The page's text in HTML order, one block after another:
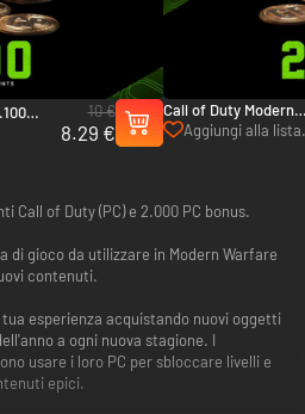
10 €
8.29 €
Call of Duty Modern
Warfare II: 21.000
- Xbox One & Xbox
Aggiungi alla lista
Call of Duty (PC) e 2.000 PC bonus.
di gioco da utilizzare in Modern Warfare
contenuti.
esperienza acquistando nuovi oggetti
a ogni nuova stagione. I
usare i loro PC per sbloccare livelli e
epici.